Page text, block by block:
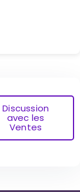
Discussion
avec les
Ventes